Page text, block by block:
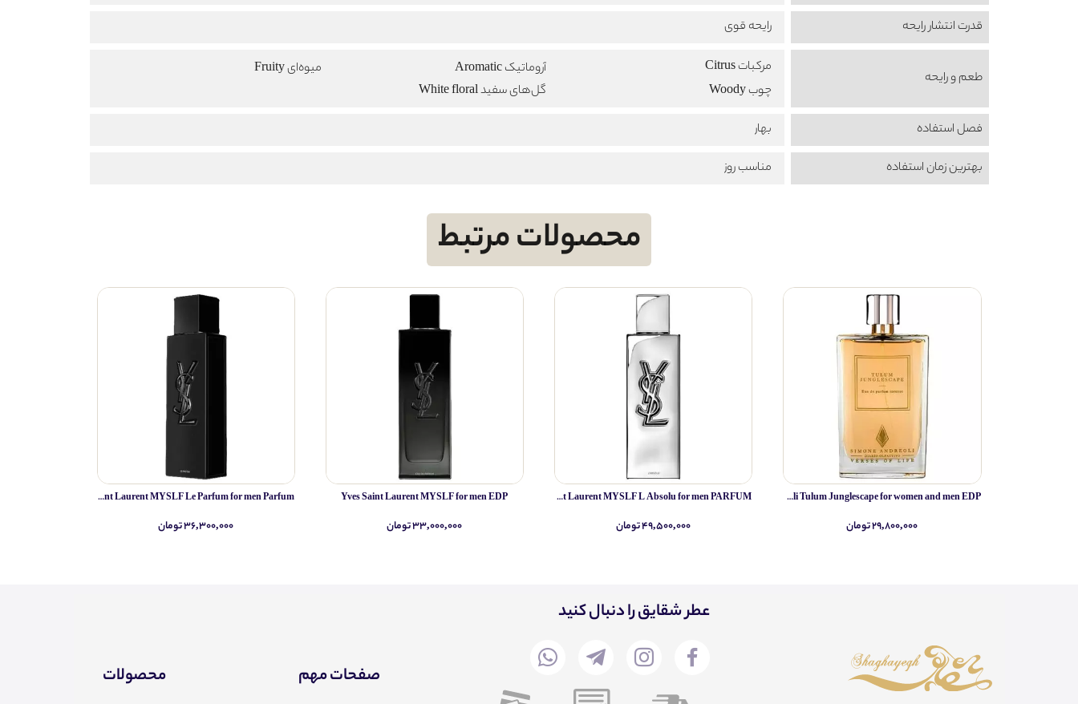
قدرت انتشار رایحه
رایحه قوی
طعم‌ و رایحه
مرکبات Citrus آروماتیک Aromatic
میوه‌ای Fruity
چوب Woody
گل‌های سفید White floral
فصل استفاده
بهار
بهترین زمان استفاده
مناسب روز
محصولات مرتبط
Simone Andreoli Tulum Junglescape for women and men EDP
۲۹,۸۰۰,۰۰۰ تومان
Yves Saint Laurent MYSLF L Absolu for men PARFUM
۴۹,۵۰۰,۰۰۰ تومان
Yves Saint Laurent MYSLF for men EDP
۳۳,۰۰۰,۰۰۰ تومان
Yves Saint Laurent MYSLF Le Parfum for men Parfum
۳۶,۳۰۰,۰۰۰ تومان
عطر شقایق را دنبال کنید
صفحات مهم محصولات